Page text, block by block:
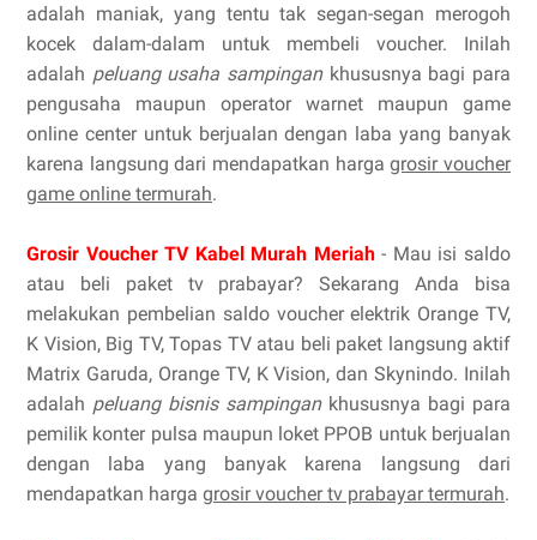
adalah maniak, yang tentu tak segan-segan merogoh
kocek dalam-dalam untuk membeli voucher. Inilah
adalah peluang usaha sampingankhususnya bagi para
pengusaha maupun operator warnet maupun game
online center untuk berjualan dengan laba yang banyak
karena langsung dari mendapatkan hargagrosir voucher
game online termurah.
Grosir Voucher TV Kabel Murah Meriah- Mau isi saldo
atau beli paket tv prabayar? Sekarang Anda bisa
melakukan pembelian saldo voucher elektrik Orange TV,
K Vision, Big TV, Topas TV atau beli paket langsung aktif
Matrix Garuda, Orange TV, K Vision, dan Skynindo. Inilah
adalah peluang bisnis sampingankhususnya bagi para
pemilik konter pulsa maupun loket PPOB untuk berjualan
dengan laba yang banyak karena langsung dari
mendapatkan harga grosir voucher tv prabayar termurah.